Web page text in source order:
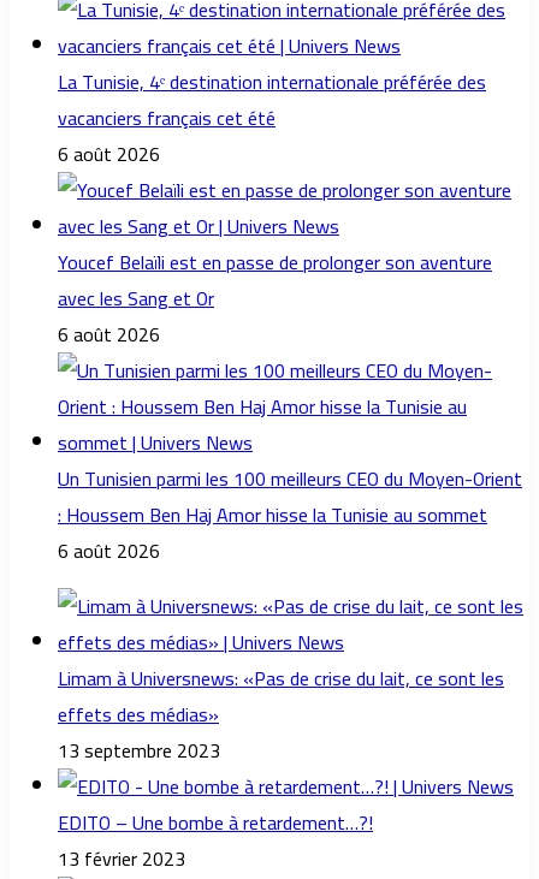
La Tunisie, 4ᵉ destination internationale préférée des
vacanciers français cet été
6 août 2026
Youcef Belaïli est en passe de prolonger son aventure
avec les Sang et Or
6 août 2026
Un Tunisien parmi les 100 meilleurs CEO du Moyen-Orient
: Houssem Ben Haj Amor hisse la Tunisie au sommet
6 août 2026
Limam à Universnews: «Pas de crise du lait, ce sont les
effets des médias»
13 septembre 2023
EDITO – Une bombe à retardement…?!
13 février 2023